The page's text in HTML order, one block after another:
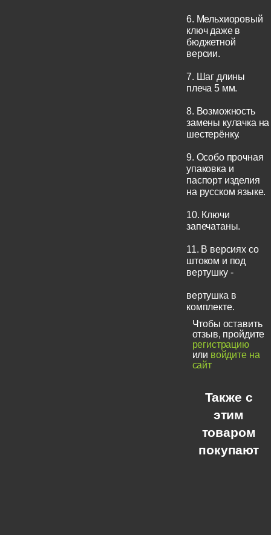
6. Мельхиоровый
ключ даже в
бюджетной
версии.
7. Шаг длины
плеча 5 мм.
8. Возможность
замены кулачка на
шестерёнку.
9. Особо прочная
упаковка и
паспорт изделия
на русском языке.
10. Ключи
запечатаны.
11. В версиях со
штоком и под
вертушку -
вертушка в
комплекте.
Чтобы оставить
отзыв, пройдите
регистрацию
или войдите на
сайт
Также с
этим
товаром
покупают